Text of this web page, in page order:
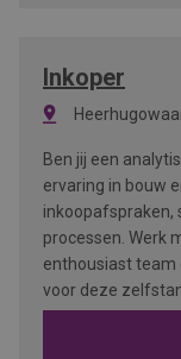
Inkoper
Ben jij een
ervaring in bouw
inkoopafspraken,
processen. Werk
enthousiast team
voor deze